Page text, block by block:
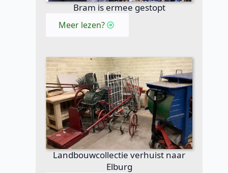
Bram is ermee gestopt
Meer lezen?
Landbouwcollectie verhuist naar
Elburg